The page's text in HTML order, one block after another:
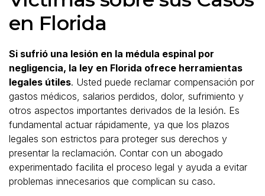
en Florida
Si sufrió una lesión en la médula espinal por
negligencia, la ley en Florida ofrece herramientas
legales útiles. Usted puede reclamar compensación por
gastos médicos, salarios perdidos, dolor, sufrimiento y
otros aspectos importantes derivados de la lesión. Es
fundamental actuar rápidamente, ya que los plazos
legales son estrictos para proteger sus derechos y
presentar la reclamación. Contar con un abogado
experimentado facilita el proceso legal y ayuda a evitar
problemas innecesarios que complican su caso.